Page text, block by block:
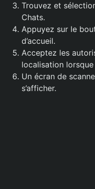
Trouvez et
Chats.
Appuyez sur le
d’accueil.
Acceptez les
localisation
Un écran de
s’afficher.